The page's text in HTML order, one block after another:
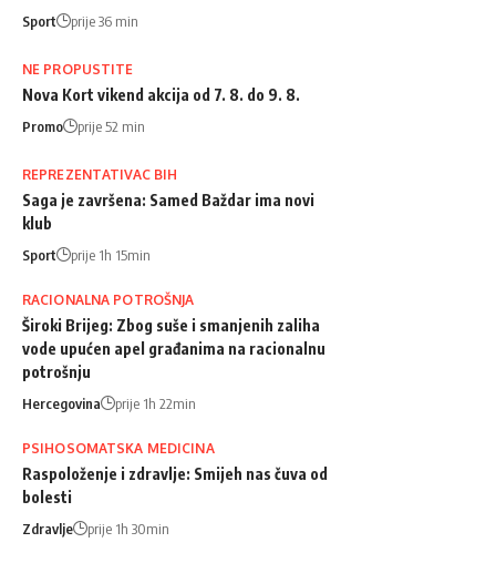
Sport prije 36 min
NE PROPUSTITE
Nova Kort vikend akcija od 7. 8. do 9. 8.
Promo prije 52 min
REPREZENTATIVAC BIH
Saga je završena: Samed Baždar ima novi
klub
Sport prije 1h 15min
RACIONALNA POTROŠNJA
Široki Brijeg: Zbog suše i smanjenih zaliha
vode upućen apel građanima na racionalnu
potrošnju
Hercegovina prije 1h 22min
PSIHOSOMATSKA MEDICINA
Raspoloženje i zdravlje: Smijeh nas čuva od
bolesti
Zdravlje prije 1h 30min